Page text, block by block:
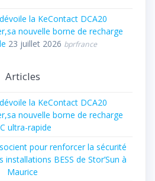
la KeContact DCA20
nouvelle borne de recharge
23 juillet 2026 bprfrance
Articles
la KeContact DCA20
nouvelle borne de recharge
ultra-rapide
pour renforcer la sécurité
BESS de Stor’Sun à
Maurice